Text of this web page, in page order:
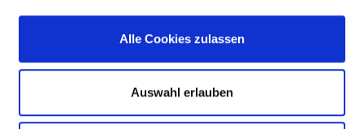
Alle Cookies zulassen
Auswahl erlauben
Hinweis: Wenn die Suche nach einer Krankheit oder
Behandlungsmethode nicht zu einem Treffer führt, kann
das auch daran liegen, dass das gesuchte Wort nicht in der
auf medizinischer Fachsprache (ICD/OPS). Versuchen Sie es
dann mit einem Suchwort-Synonym.